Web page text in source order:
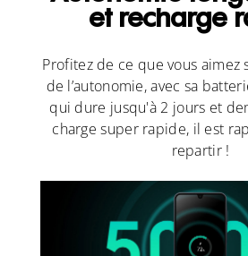
et recharge
Profitez de ce que vous aimez
de l’autonomie, avec sa
qui dure jusqu'à 2 jours et
charge super rapide, il est
repartir !